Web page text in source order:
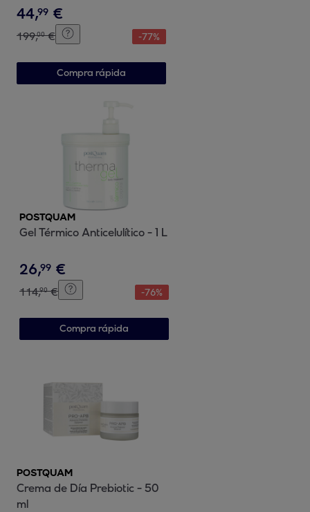
44,99 €
199,00 € -77%
Compra rápida
POSTQUAM
Gel Térmico Anticelulítico - 1 L
26,99 €
114,90 € -76%
Compra rápida
POSTQUAM
Crema de Día Prebiotic - 50
ml